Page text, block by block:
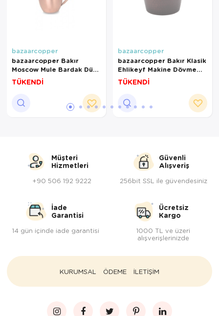
bazaarcopper
bazaarcopper Bakır
Moscow Mule Bardak Düz
500 Ml Skoç
bazaarcopper0493-4
TÜKENDİ
bazaarcopper
bazaarcopper Bakır Klasik
Ehlikeyf Makine Dövme
Oksit bazaarcopper3300-
3
TÜKENDİ
Müşteri
Hizmetleri
+90 506 192 9222
Güvenli
Alışveriş
256bit SSL ile güvendesiniz
İade
Garantisi
14 gün içinde iade garantisi
Ücretsiz
Kargo
1000 TL ve üzeri
alışverişlerinizde
KURUMSAL ÖDEME İLETİŞİM